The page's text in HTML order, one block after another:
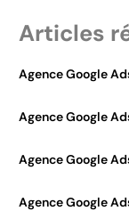
Articles
Agence Google
Agence Google
Agence Google
Agence Google